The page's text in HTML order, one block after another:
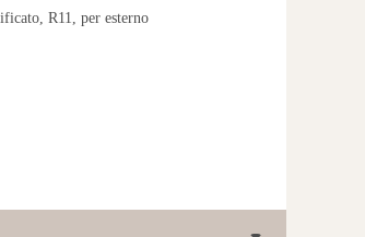
R11, per esterno